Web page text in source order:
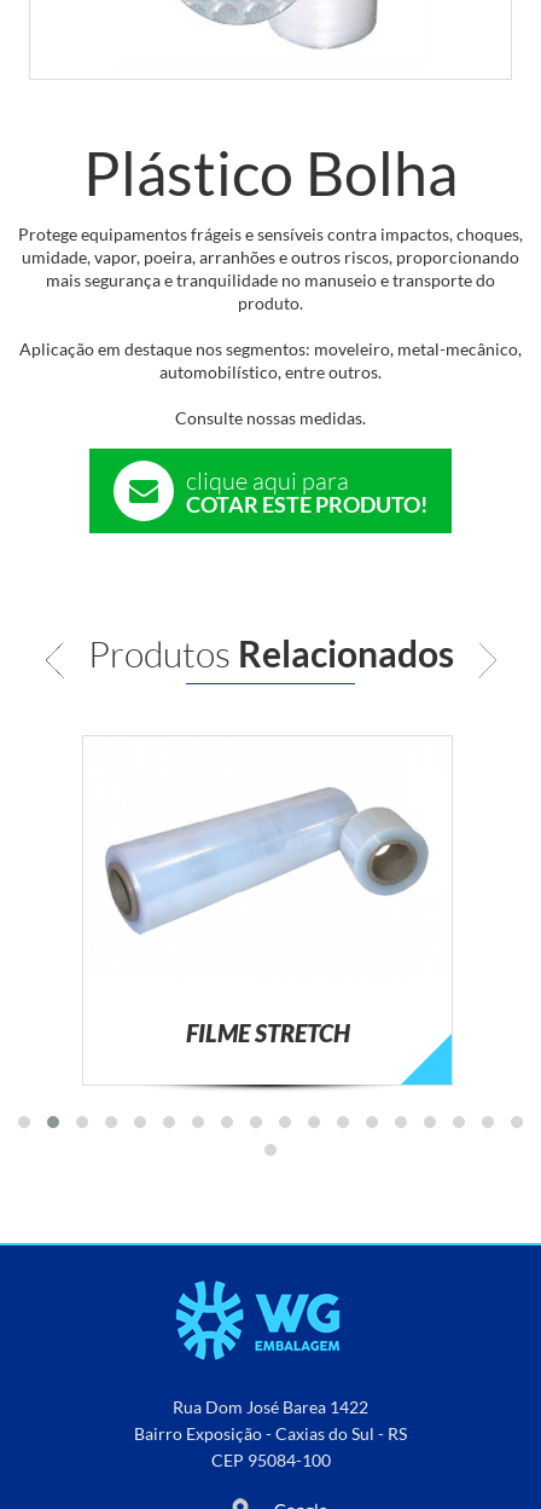
Plástico Bolha
Protege equipamentos frágeis e sensíveis contra impactos, choques,
umidade, vapor, poeira, arranhões e outros riscos, proporcionando
mais segurança e tranquilidade no manuseio e transporte do
produto.
Aplicação em destaque nos segmentos: moveleiro, metal-mecânico,
automobilístico, entre outros.
Consulte nossas medidas.
clique aqui para
COTAR ESTE PRODUTO!
Produtos Relacionados
FILME STRETCH
Rua Dom José Barea 1422
Bairro Exposição - Caxias do Sul - RS
CEP 95084-100